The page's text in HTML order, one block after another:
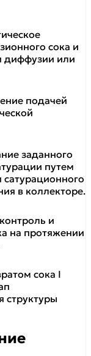
сока и
диффузии или
подачей
заданного
путем
сатурационного
в коллекторе.
и
на протяжении
сока I
структуры